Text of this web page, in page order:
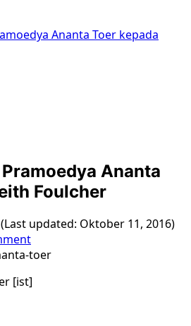
Ananta Toer kepada
Ananta
Foulcher
updated: Oktober 11, 2016)
[ist]